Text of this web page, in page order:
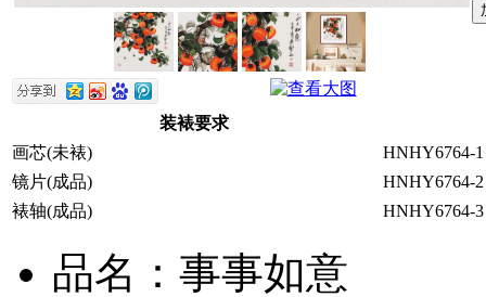
装裱要求
画芯(未裱)
HNHY6764-1
镜片(成品)
HNHY6764-2
裱轴(成品)
HNHY6764-3
品名：事事如意